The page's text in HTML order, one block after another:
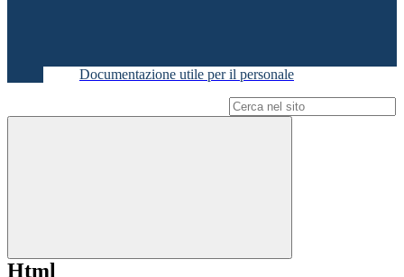
Documentazione utile per il personale
Html